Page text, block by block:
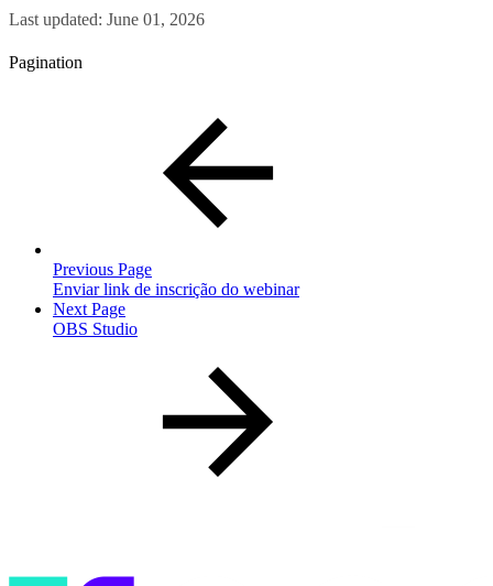
Last updated: June 01, 2026
Pagination
Previous Page
Enviar link de inscrição do webinar
Next Page
OBS Studio